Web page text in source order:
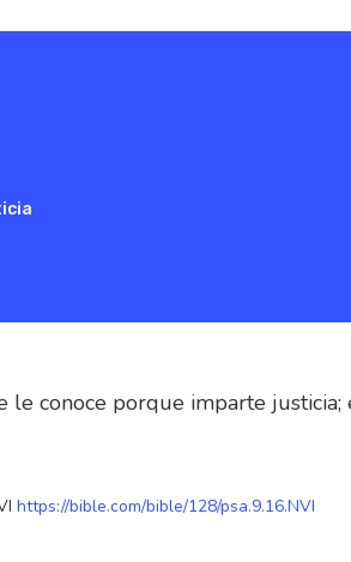
le conoce porque imparte
https://bible.com/bible/128/psa.9.16.NVI